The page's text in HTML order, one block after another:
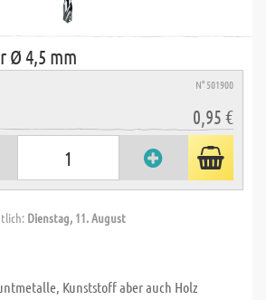
Ø 4,5 mm
N° 501900
0,95 €
Dienstag, 11. August
Kunststoff aber auch Holz